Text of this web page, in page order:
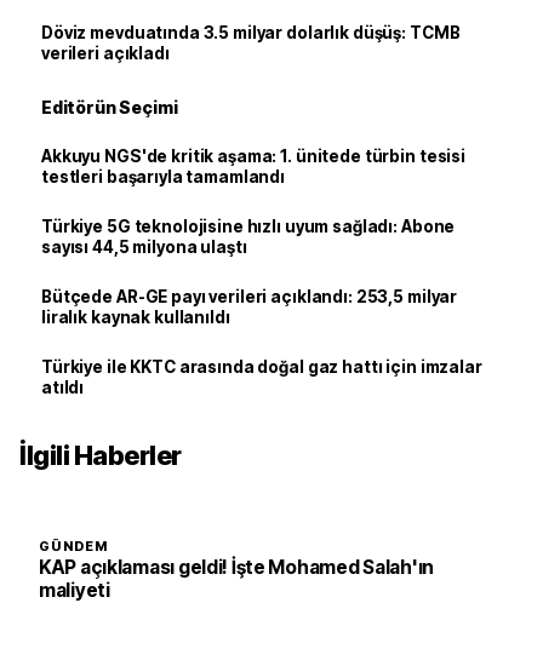
Döviz mevduatında 3.5 milyar dolarlık düşüş: TCMB
verileri açıkladı
Editörün Seçimi
Akkuyu NGS'de kritik aşama: 1. ünitede türbin tesisi
testleri başarıyla tamamlandı
Türkiye 5G teknolojisine hızlı uyum sağladı: Abone
sayısı 44,5 milyona ulaştı
Bütçede AR-GE payı verileri açıklandı: 253,5 milyar
liralık kaynak kullanıldı
Türkiye ile KKTC arasında doğal gaz hattı için imzalar
atıldı
İlgili Haberler
GÜNDEM
KAP açıklaması geldi! İşte Mohamed Salah'ın
maliyeti